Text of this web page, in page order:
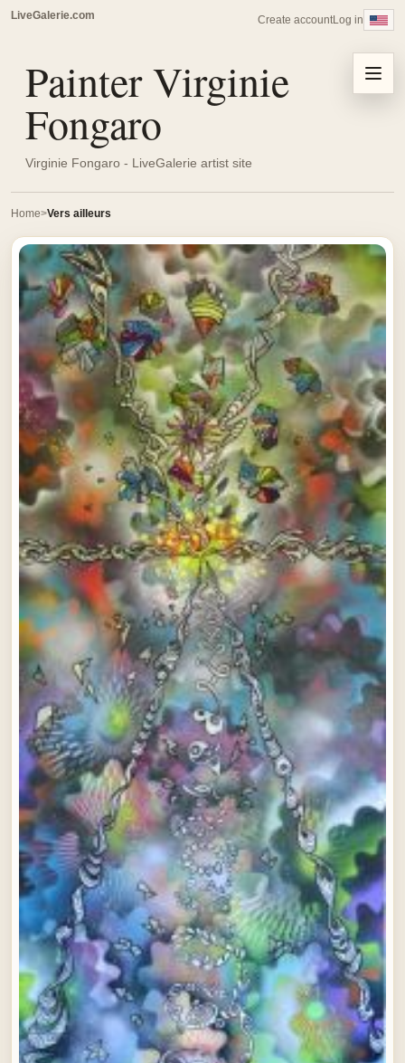
LiveGalerie.com Create accountLog in
Painter Virginie
Fongaro
Virginie Fongaro - LiveGalerie artist site
Menu
Home Vers ailleurs